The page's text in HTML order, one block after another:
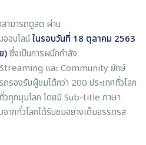
ามารถดูสด ผ่าน
อนไลน์ในรอบวันที่ 18 ตุลาคม 2563
)ซึ่งเป็นการผนึกกำลัง
และ Community ยักษ์
รองรับผู้ชมได้กว่า 200 ประเทศทั่วโลก
วทุกมุมโลก โดยมี Sub-title ภาษา
กทั่วโลกได้รับชมอย่างเต็มอรรถรส